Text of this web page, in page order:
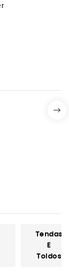
Tendas
E
Toldos